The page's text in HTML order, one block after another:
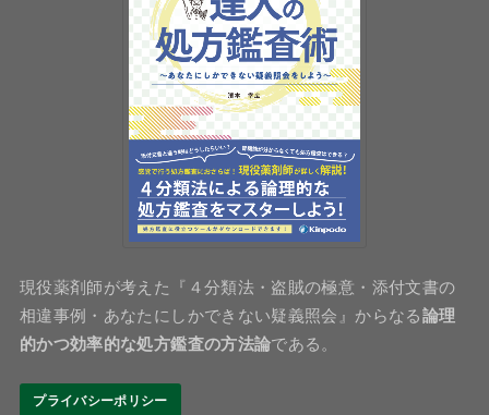
現役薬剤師が考えた『４分類法・盗賊の極意・添付文書の
相違事例・あなたにしかできない疑義照会』からなる論理
的かつ効率的な処方鑑査の方法論である。
プライバシーポリシー